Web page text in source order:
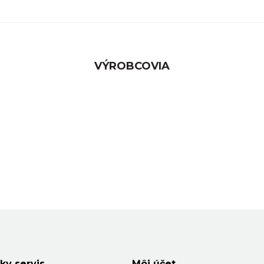
VÝROBCOVIA